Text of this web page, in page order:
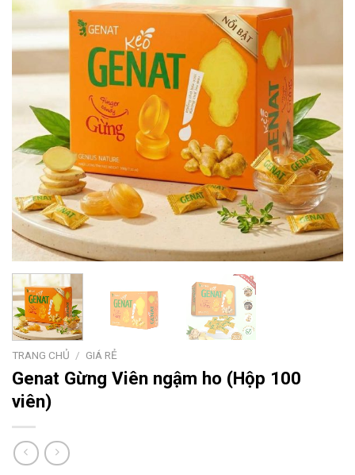
TRANG CHỦ / GIÁ RẺ
Genat Gừng Viên ngậm ho (Hộp 100
viên)